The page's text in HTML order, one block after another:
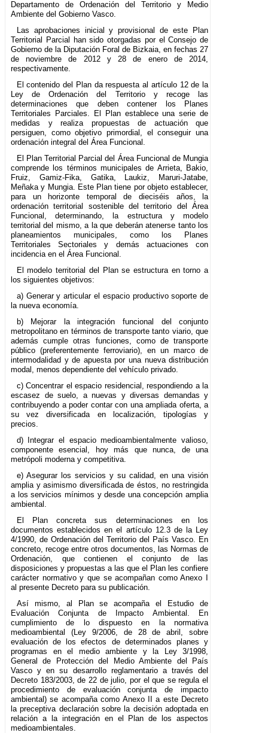
Departamento de Ordenación del Territorio y Medio
Ambiente del Gobierno Vasco.
Las aprobaciones inicial y provisional de este Plan
Territorial Parcial han sido otorgadas por el Consejo de
Gobierno de la Diputación Foral de Bizkaia, en fechas 27
de noviembre de 2012 y 28 de enero de 2014,
respectivamente.
El contenido del Plan da respuesta al artículo 12 de la
Ley de Ordenación del Territorio y recoge las
determinaciones que deben contener los Planes
Territoriales Parciales. El Plan establece una serie de
medidas y realiza propuestas de actuación que
persiguen, como objetivo primordial, el conseguir una
ordenación integral del Área Funcional.
El Plan Territorial Parcial del Área Funcional de Mungia
comprende los términos municipales de Arrieta, Bakio,
Fruiz, Gamiz-Fika, Gatika, Laukiz, Maruri-Jatabe,
Meñaka y Mungia. Este Plan tiene por objeto establecer,
para un horizonte temporal de dieciséis años, la
ordenación territorial sostenible del territorio del Área
Funcional, determinando, la estructura y modelo
territorial del mismo, a la que deberán atenerse tanto los
planeamientos municipales, como los Planes
Territoriales Sectoriales y demás actuaciones con
incidencia en el Área Funcional.
El modelo territorial del Plan se estructura en torno a
los siguientes objetivos:
a) Generar y articular el espacio productivo soporte de
la nueva economía.
b) Mejorar la integración funcional del conjunto
metropolitano en términos de transporte tanto viario, que
además cumple otras funciones, como de transporte
público (preferentemente ferroviario), en un marco de
intermodalidad y de apuesta por una nueva distribución
modal, menos dependiente del vehículo privado.
c) Concentrar el espacio residencial, respondiendo a la
escasez de suelo, a nuevas y diversas demandas y
contribuyendo a poder contar con una ampliada oferta, a
su vez diversificada en localización, tipologías y
precios.
d) Integrar el espacio medioambientalmente valioso,
componente esencial, hoy más que nunca, de una
metrópoli moderna y competitiva.
e) Asegurar los servicios y su calidad, en una visión
amplia y asimismo diversificada de éstos, no restringida
a los servicios mínimos y desde una concepción amplia
ambiental.
El Plan concreta sus determinaciones en los
documentos establecidos en el artículo 12.3 de la Ley
4/1990, de Ordenación del Territorio del País Vasco. En
concreto, recoge entre otros documentos, las Normas de
Ordenación, que contienen el conjunto de las
disposiciones y propuestas a las que el Plan les confiere
carácter normativo y que se acompañan como Anexo I
al presente Decreto para su publicación.
Así mismo, al Plan se acompaña el Estudio de
Evaluación Conjunta de Impacto Ambiental. En
cumplimiento de lo dispuesto en la normativa
medioambiental (Ley 9/2006, de 28 de abril, sobre
evaluación de los efectos de determinados planes y
programas en el medio ambiente y la Ley 3/1998,
General de Protección del Medio Ambiente del País
Vasco y en su desarrollo reglamentario a través del
Decreto 183/2003, de 22 de julio, por el que se regula el
procedimiento de evaluación conjunta de impacto
ambiental) se acompaña como Anexo II a este Decreto
la preceptiva declaración sobre la decisión adoptada en
relación a la integración en el Plan de los aspectos
medioambientales.